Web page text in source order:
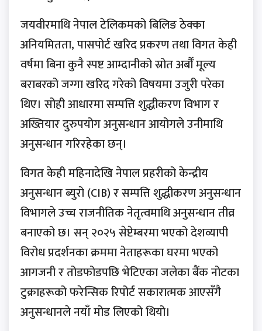
जयवीरमाथि नेपाल टेलिकमको बिलिङ ठेक्का
अनियमितता, पासपोर्ट खरिद प्रकरण तथा विगत केही
वर्षमा बिना कुनै स्पष्ट आम्दानीको स्रोत अर्बौँ मूल्य
बराबरको जग्गा खरिद गरेको विषयमा उजुरी परेका
थिए। सोही आधारमा सम्पत्ति शुद्धीकरण विभाग र
अख्तियार दुरुपयोग अनुसन्धान आयोगले उनीमाथि
अनुसन्धान गरिरहेका छन्।
विगत केही महिनादेखि नेपाल प्रहरीको केन्द्रीय
अनुसन्धान ब्युरो (CIB) र सम्पत्ति शुद्धीकरण अनुसन्धान
विभागले उच्च राजनीतिक नेतृत्वमाथि अनुसन्धान तीव्र
बनाएको छ। सन् २०२५ सेप्टेम्बरमा भएको देशव्यापी
विरोध प्रदर्शनका क्रममा नेताहरूका घरमा भएको
आगजनी र तोडफोडपछि भेटिएका जलेका बैंक नोटका
टुक्राहरूको फरेन्सिक रिपोर्ट सकारात्मक आएसँगै
अनुसन्धानले नयाँ मोड लिएको थियो।